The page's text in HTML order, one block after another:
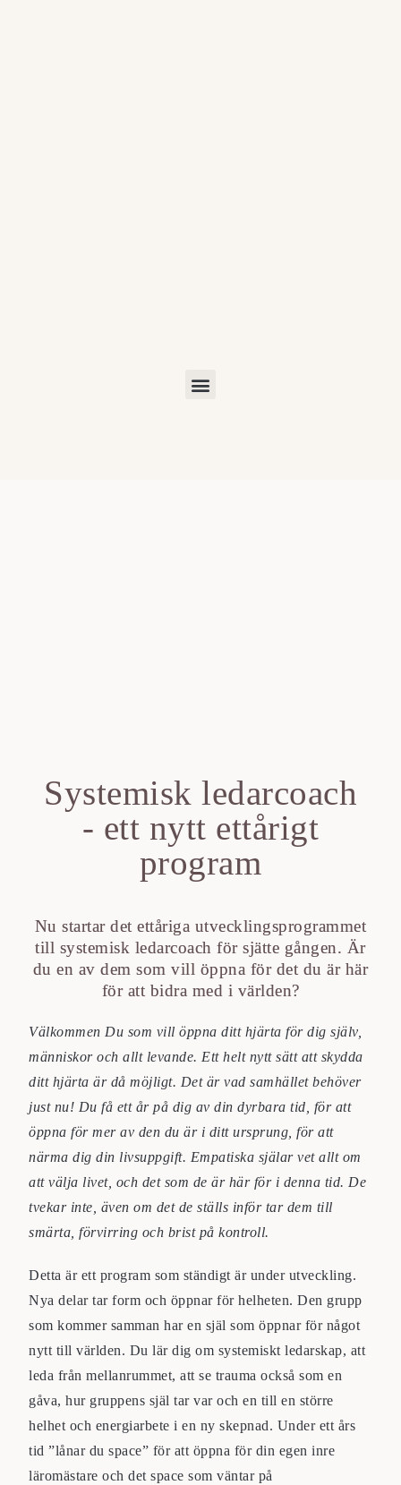
Systemisk ledarcoach
- ett nytt ettårigt
program
Nu startar det ettåriga utvecklingsprogrammet
till systemisk ledarcoach för sjätte gången. Är
du en av dem som vill öppna för det du är här
för att bidra med i världen?
Välkommen Du som vill öppna ditt hjärta för dig själv,
människor och allt levande. Ett helt nytt sätt att skydda
ditt hjärta är då möjligt. Det är vad samhället behöver
just nu! Du få ett år på dig av din dyrbara tid, för att
öppna för mer av den du är i ditt ursprung, för att
närma dig din livsuppgift. Empatiska själar vet allt om
att välja livet, och det som de är här för i denna tid. De
tvekar inte, även om det de ställs inför tar dem till
smärta, förvirring och brist på kontroll.
Detta är ett program som ständigt är under utveckling.
Nya delar tar form och öppnar för helheten. Den grupp
som kommer samman har en själ som öppnar för något
nytt till världen. Du lär dig om systemiskt ledarskap, att
leda från mellanrummet, att se trauma också som en
gåva, hur gruppens själ tar var och en till en större
helhet och energiarbete i en ny skepnad. Under ett års
tid ”lånar du space” för att öppna för din egen inre
läromästare och det space som väntar på